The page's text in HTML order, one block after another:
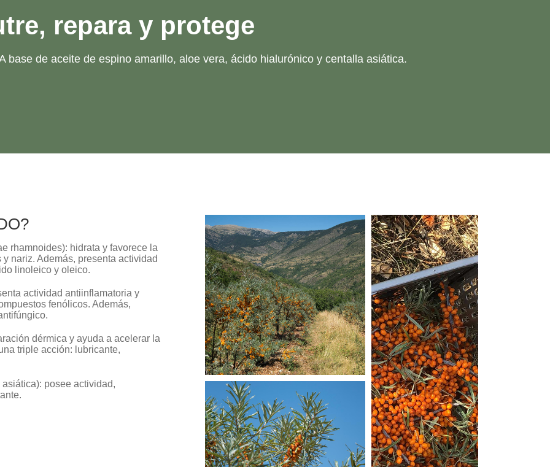
repara y protege
base de aceite de espino amarillo, aloe vera, ácido hialurónico y centalla asiática.
rhamnoides): hidrata y favorece la
nariz. Además, presenta actividad
linoleico y oleico.
actividad antiinflamatoria y
fenólicos. Además,
dérmica y ayuda a acelerar la
triple acción: lubricante,
posee actividad,